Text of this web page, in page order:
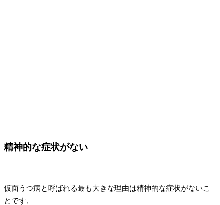
精神的な症状がない
仮面うつ病と呼ばれる最も大きな理由は精神的な症状がないこ
とです。